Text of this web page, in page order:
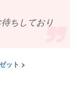
ちしており
ット >